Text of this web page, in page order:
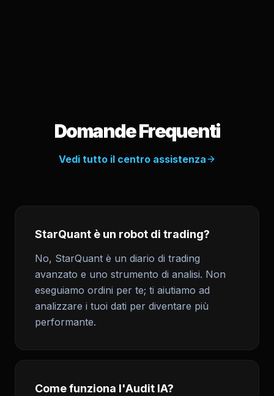
Domande Frequenti
Vedi tutto il centro assistenza
StarQuant è un robot di trading?
No, StarQuant è un diario di trading
avanzato e uno strumento di analisi. Non
eseguiamo ordini per te; ti aiutiamo ad
analizzare i tuoi dati per diventare più
performante.
Come funziona l'Audit IA?